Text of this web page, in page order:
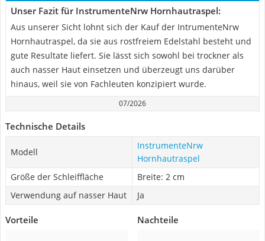
Unser Fazit für InstrumenteNrw Hornhautraspel:
Aus unserer Sicht lohnt sich der Kauf der IntrumenteNrw
Hornhautraspel, da sie aus rostfreiem Edelstahl besteht und
gute Resultate liefert. Sie lässt sich sowohl bei trockner als
auch nasser Haut einsetzen und überzeugt uns darüber
hinaus, weil sie von Fachleuten konzipiert wurde.
07/2026
Technische Details
Modell
InstrumenteNrw
Hornhautraspel
Größe der Schleiffläche
Breite: 2 cm
Verwendung auf nasser Haut
Ja
Vorteile Nachteile